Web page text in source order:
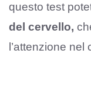
questo test
del cervello,
l’attenzione